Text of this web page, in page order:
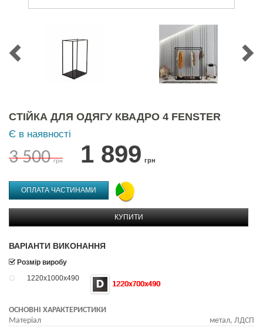
СТІЙКА ДЛЯ ОДЯГУ КВАДРО 4 FENSTER
Є в наявності
3 500 грн 1 899 грн
ОПЛАТА ЧАСТИНАМИ
КУПИТИ
ВАРІАНТИ ВИКОНАННЯ
Розмір виробу
1220x1000x490
1220x700x490
ОСНОВНІ ХАРАКТЕРИСТИКИ
Матеріал
метал, ЛДСП